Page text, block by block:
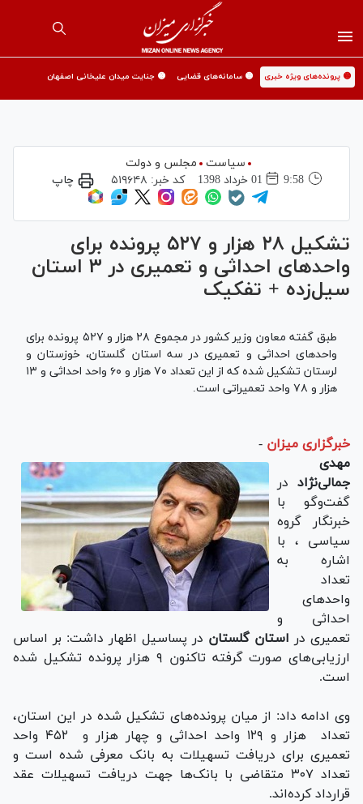
🟡 پرونده‌های ویژه خبری 🟡 سامانه‌های قضایی 🟡 جنایت میدان علیخانی اصفهان
سیاست
مجلس و دولت
9:58
01 خرداد 1398 کد خبر: ۵۱۹۶۴۸ چاپ
تشکیل ۲۸ هزار و ۵۲۷ پرونده برای
واحد‌های احداثی و تعمیری در ۳ استان
سیل‌زده + تفکیک
طبق گفته معاون وزیر کشور در مجموع ۲۸ هزار و ۵۲۷ پرونده برای
واحد‌های احداثی و تعمیری در سه استان گلستان، خوزستان و
لرستان تشکیل شده که از این تعداد ۷۰ هزار و ۶۰ واحد احداثی و ۱۳
هزار و ۷۸ واحد تعمیراتی است.
خبرگزاری میزان -
مهدی
جمالی‌نژاد در
گفت‌وگو با
خبرنگار گروه
سیاسی ، با
اشاره به
تعداد
واحد‌های
احداثی و
تعمیری در استان‌ گلستان در پساسیل اظهار داشت: بر اساس
ارزیابی‌های صورت گرفته تاکنون ۹ هزار پرونده تشکیل شده
است.
وی ادامه داد: از میان پرونده‌های تشکیل شده در این استان،
تعداد هزار و ۱۲۹ واحد احداثی و چهار هزار و ۴۵۲ واحد
تعمیری برای دریافت تسهیلات به بانک معرفی شده است و
تعداد ۳۰۷ متقاضی با بانک‌ها جهت دریافت تسهیلات عقد
قرارداد کرده‌اند.